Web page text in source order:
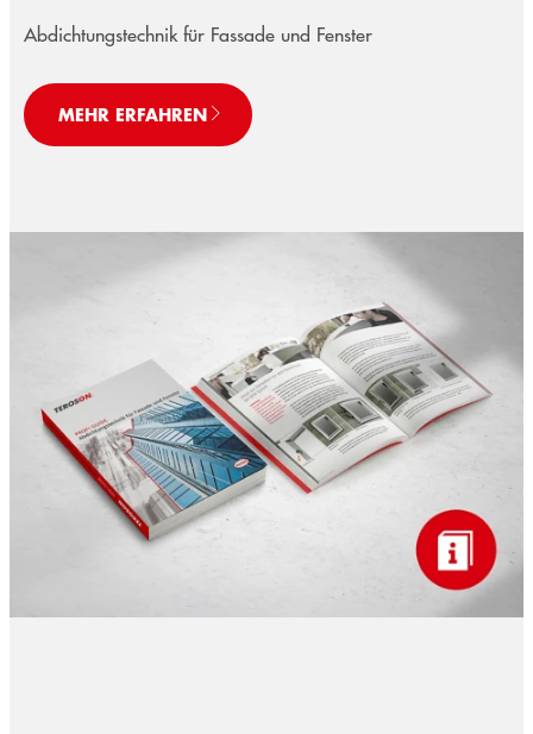
Abdichtungstechnik für Fassade und Fenster
MEHR ERFAHREN